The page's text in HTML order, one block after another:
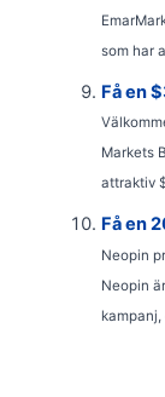
som har
Få en
Markets
attraktiv
Få en
Neopin
Neopin